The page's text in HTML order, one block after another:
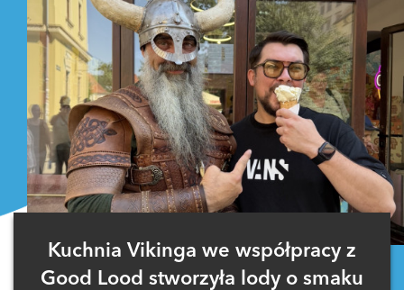
Kuchnia Vikinga we współpracy z
Good Lood stworzyła lody o smaku